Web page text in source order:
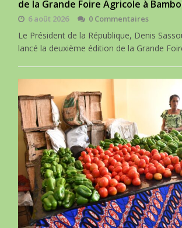
de la Grande Foire Agricole à
6 août 2026 0 Commentaires
Le Président de la République, Denis
lancé la deuxième édition de la Grande